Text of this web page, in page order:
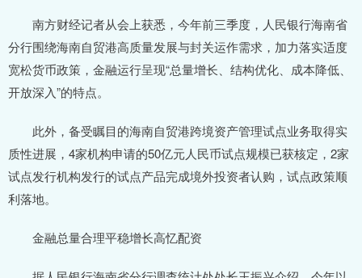
南方财经记者从会上获悉，今年前三季度，人民银行海南省
分行围绕海南自贸港高质量发展与封关运作需求，加力落实适度
宽松货币政策，金融运行呈现“总量增长、结构优化、成本降低、
开放深入”的特点。
此外，备受瞩目的海南自贸港跨境资产管理试点业务取得实
质性进展，4家机构申请的50亿元人民币试点规模已获核定，2家
试点发行机构发行的试点产品完成境外投资者认购，试点政策顺
利落地。
金融总量合理平稳增长高忆配资